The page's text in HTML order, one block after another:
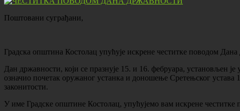
Поштовани суграђани,
Градска општина Костолац упућује искрене честитке поводом
Дан државности, који се празнује 15. и 16. фебруара, установљен
означио почетак оружаног устанка и доношење Сретењског устава
законитости.
У име Градске општине Костолац, упућујемо вам искрене